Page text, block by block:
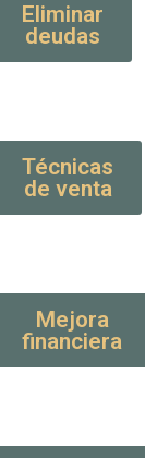
Eliminar
deudas
Técnicas
de venta
Mejora
financiera